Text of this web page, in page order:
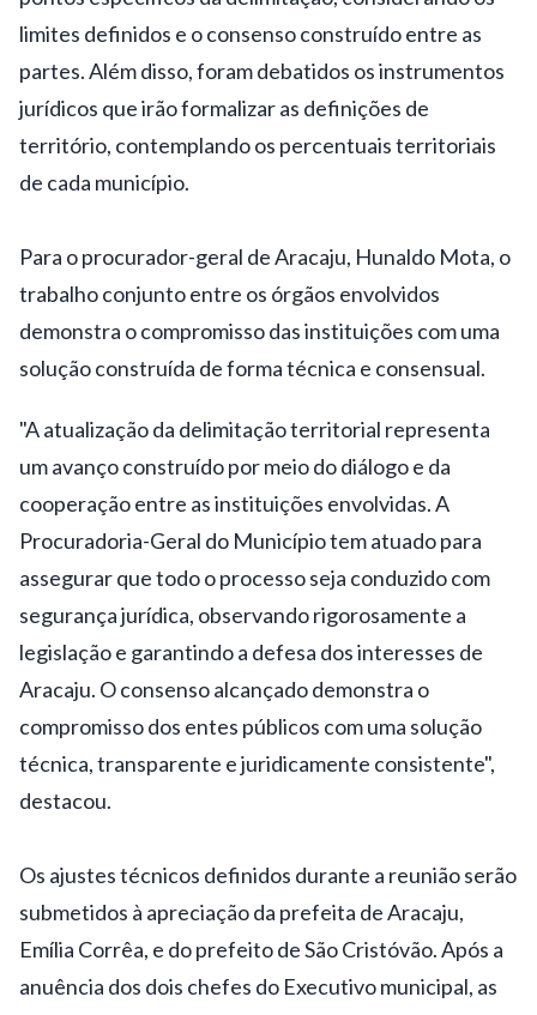
limites definidos e o consenso construído entre as
partes. Além disso, foram debatidos os instrumentos
jurídicos que irão formalizar as definições de
território, contemplando os percentuais territoriais
de cada município.
Para o procurador-geral de Aracaju, Hunaldo Mota, o
trabalho conjunto entre os órgãos envolvidos
demonstra o compromisso das instituições com uma
solução construída de forma técnica e consensual.
"A atualização da delimitação territorial representa
um avanço construído por meio do diálogo e da
cooperação entre as instituições envolvidas. A
Procuradoria-Geral do Município tem atuado para
assegurar que todo o processo seja conduzido com
segurança jurídica, observando rigorosamente a
legislação e garantindo a defesa dos interesses de
Aracaju. O consenso alcançado demonstra o
compromisso dos entes públicos com uma solução
técnica, transparente e juridicamente consistente",
destacou.
Os ajustes técnicos definidos durante a reunião serão
submetidos à apreciação da prefeita de Aracaju,
Emília Corrêa, e do prefeito de São Cristóvão. Após a
anuência dos dois chefes do Executivo municipal, as